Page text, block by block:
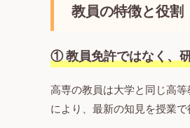
教員の特徴と役割
① 教員免許ではなく、
高専の教員は大学と同じ高等
により、最新の知見を授業